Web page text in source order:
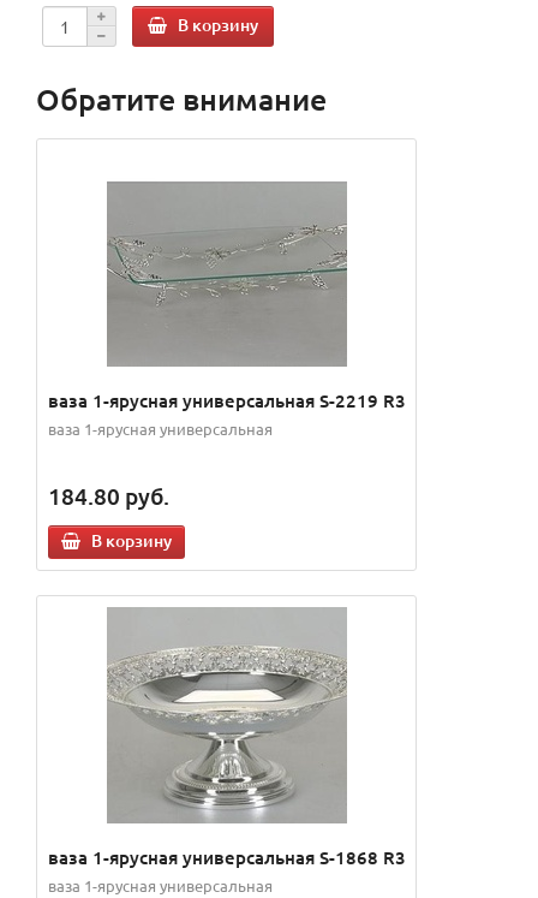
В корзину
Обратите внимание
ваза 1-ярусная универсальная S-2219 R3
ваза 1-ярусная универсальная
184.80 руб.
В корзину
ваза 1-ярусная универсальная S-1868 R3
ваза 1-ярусная универсальная